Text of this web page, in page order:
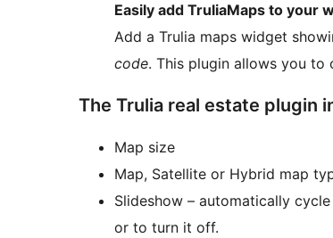
Easily add TruliaMaps to your
Add a Trulia maps widget
code. This plugin allows you
The Trulia real estate plugin
Map size
Map, Satellite or Hybrid map
Slideshow – automatically
or to turn it off.